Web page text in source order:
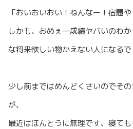
「おいおいおい！ねんなー！宿題
しかも、おめぇー成績ヤバいのわ
な将来欲しい物かえない人になるで
少し前まではめんどくさいのでそ
が、
最近はほんとうに無理です、寝ても